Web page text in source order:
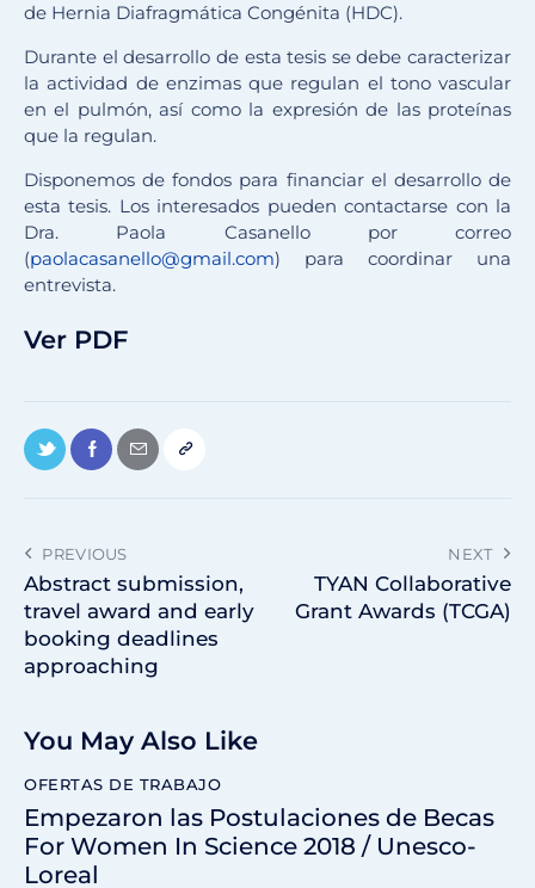
de Hernia Diafragmática Congénita (HDC).
Durante el desarrollo de esta tesis se debe caracterizar
la actividad de enzimas que regulan el tono vascular
en el pulmón, así como la expresión de las proteínas
que la regulan.
Disponemos de fondos para financiar el desarrollo de
esta tesis. Los interesados pueden contactarse con la
Dra. Paola Casanello por correo
(paolacasanello@gmail.com) para coordinar una
entrevista.
Ver PDF
PREVIOUS
Abstract submission,
travel award and early
booking deadlines
approaching
NEXT
TYAN Collaborative
Grant Awards (TCGA)
You May Also Like
OFERTAS DE TRABAJO
Empezaron las Postulaciones de Becas
For Women In Science 2018 / Unesco-
Loreal